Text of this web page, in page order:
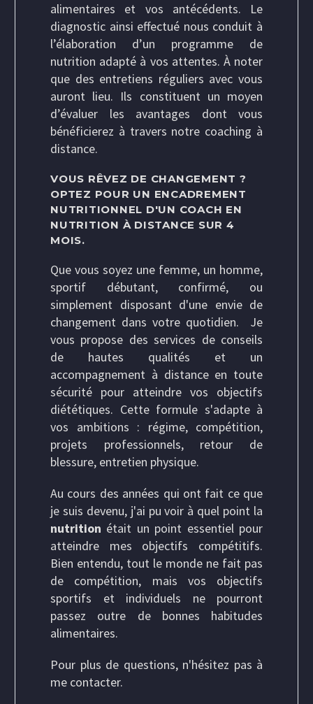
alimentaires et vos antécédents. Le
diagnostic ainsi effectué nous conduit à
l’élaboration d’un programme de
nutrition adapté à vos attentes. À noter
que des entretiens réguliers avec vous
auront lieu. Ils constituent un moyen
d’évaluer les avantages dont vous
bénéficierez à travers notre coaching à
distance.
VOUS RÊVEZ DE CHANGEMENT ?
OPTEZ POUR UN ENCADREMENT
NUTRITIONNEL D'UN COACH EN
NUTRITION À DISTANCE SUR 4
MOIS.
Que vous soyez une femme, un homme,
sportif débutant, confirmé, ou
simplement disposant d'une envie de
changement dans votre quotidien. Je
vous propose des services de conseils
de hautes qualités et un
accompagnement à distance en toute
sécurité pour atteindre vos objectifs
diététiques. Cette formule s'adapte à
vos ambitions : régime, compétition,
projets professionnels, retour de
blessure, entretien physique.
Au cours des années qui ont fait ce que
je suis devenu, j'ai pu voir à quel point la
nutrition était un point essentiel pour
atteindre mes objectifs compétitifs.
Bien entendu, tout le monde ne fait pas
de compétition, mais vos objectifs
sportifs et individuels ne pourront
passez outre de bonnes habitudes
alimentaires.
Pour plus de questions, n'hésitez pas à
me contacter.